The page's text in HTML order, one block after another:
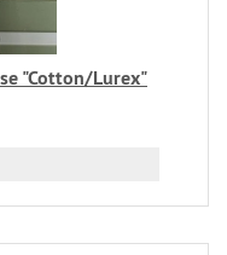
"Cotton/Lurex"